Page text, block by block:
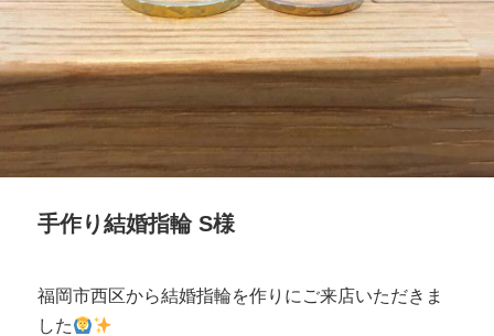
手作り結婚指輪 S様
福岡市西区から結婚指輪を作りにご来店いただきま
した